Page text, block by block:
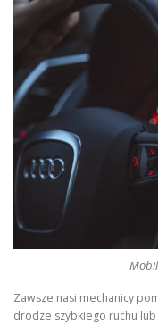
Zawsze nasi mechanicy
drodze szybkiego ruchu